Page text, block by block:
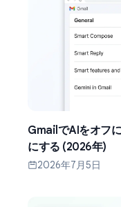
GmailでAIをオフ
にする (2026年)
2026年7月5日